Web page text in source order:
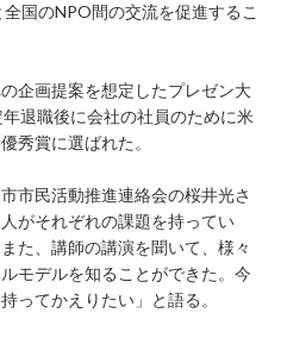
国のNPO間の交流を促進するこ
企画提案を想定したプレゼン大
退職後に会社の社員のために米
秀賞に選ばれた。
市民活動推進連絡会の桜井光さ
がそれぞれの課題を持ってい
た、講師の講演を聞いて、様々
モデルを知ることができた。今
ってかえりたい」と語る。